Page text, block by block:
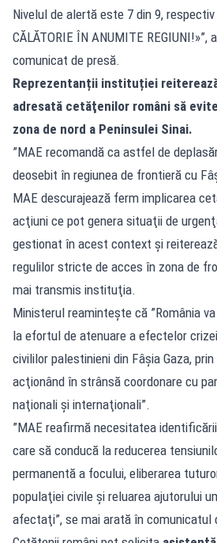
Nivelul de alertă este 7 din 9, respectiv
CĂLĂTORIE ÎN ANUMITE
comunicat de presă.
Reprezentanții instituției
adresată cetăţenilor români să
zona de nord a Peninsulei Sinai.
”MAE recomandă ca astfel de
deosebit în regiunea de frontieră cu
MAE descurajează ferm implicarea
acţiuni ce pot genera situaţii de
gestionat în acest context şi
regulilor stricte de acces în zona de
mai transmis instituţia.
Ministerul reaminteşte că ”România
la efortul de atenuare a efectelor
civililor palestinieni din Fâşia Gaza,
acţionând în strânsă coordonare cu
naţionali şi internaţionali”.
”MAE reafirmă necesitatea
care să conducă la reducerea
permanentă a focului, eliberarea
populaţiei civile şi reluarea ajutorului
afectaţi”, se mai arată în comunicatul